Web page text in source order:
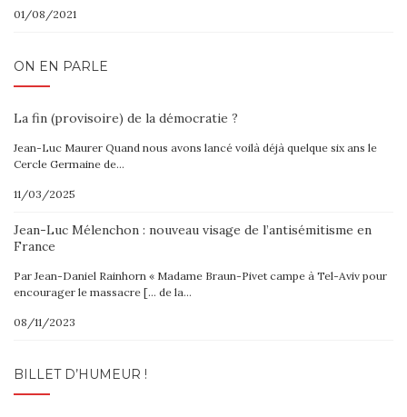
01/08/2021
ON EN PARLE
La fin (provisoire) de la démocratie ?
Jean-Luc Maurer Quand nous avons lancé voilà déjà quelque six ans le
Cercle Germaine de…
11/03/2025
Jean-Luc Mélenchon : nouveau visage de l’antisémitisme en
France
Par Jean-Daniel Rainhorn « Madame Braun-Pivet campe à Tel-Aviv pour
encourager le massacre [… de la…
08/11/2023
BILLET D’HUMEUR !